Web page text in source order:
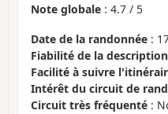
Note globale : 4.7 / 5
Date de la randonnée :
Fiabilité de la description
Facilité à suivre
Intérêt du circuit de
Circuit très fréquenté :